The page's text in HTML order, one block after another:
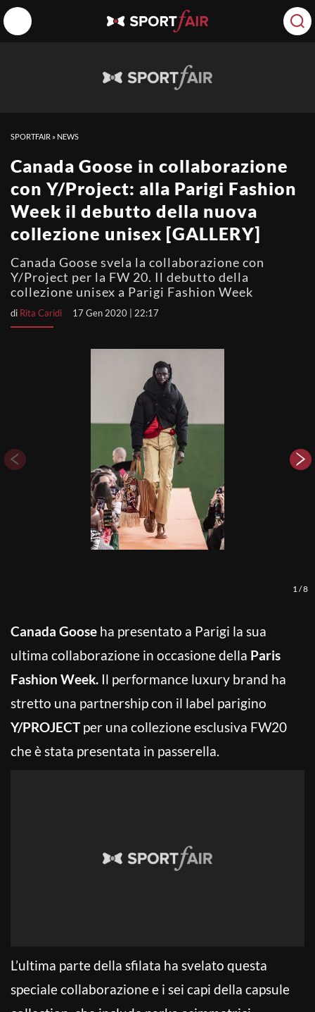
SPORTFAIR » NEWS
Canada Goose in collaborazione
con Y/Project: alla Parigi Fashion
Week il debutto della nuova
collezione unisex [GALLERY]
Canada Goose svela la collaborazione con
Y/Project per la FW 20. Il debutto della
collezione unisex a Parigi Fashion Week
di Rita Caridi 17 Gen 2020 | 22:17
1 /8
Canada Goose ha presentato a Parigi la sua
ultima collaborazione in occasione della Paris
Fashion Week. Il performance luxury brand ha
stretto una partnership con il label parigino
Y/PROJECT per una collezione esclusiva FW20
che è stata presentata in passerella.
L’ultima parte della sfilata ha svelato questa
speciale collaborazione e i sei capi della capsule